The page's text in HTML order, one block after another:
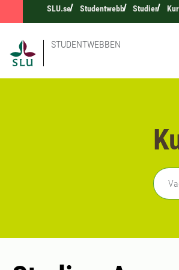
SLU.se Studentwebb Studier
STUDENTWEBBEN